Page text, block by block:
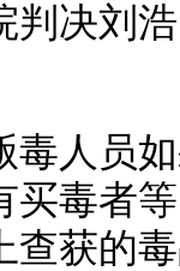
决刘浩
人员如
买毒者
查获的